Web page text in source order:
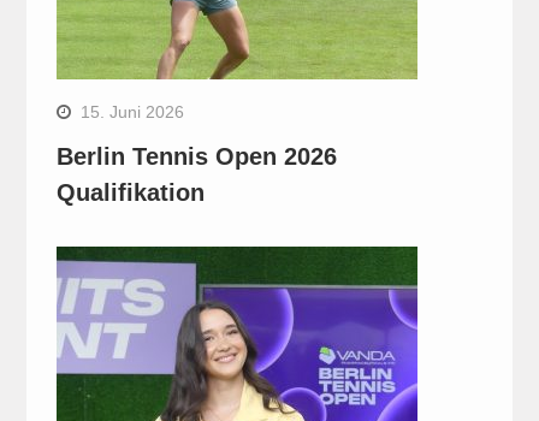
15. Juni 2026
Berlin Tennis Open 2026
Qualifikation